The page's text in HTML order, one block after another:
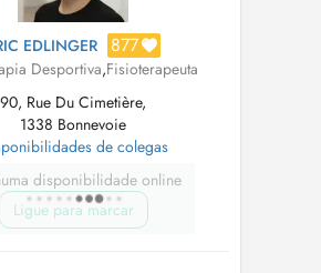
EDLINGER 877
Desportiva,Fisioterapeuta
90, Rue Du Cimetière,
1338 Bonnevoie
de colegas
disponibilidade online
Ligue para marcar